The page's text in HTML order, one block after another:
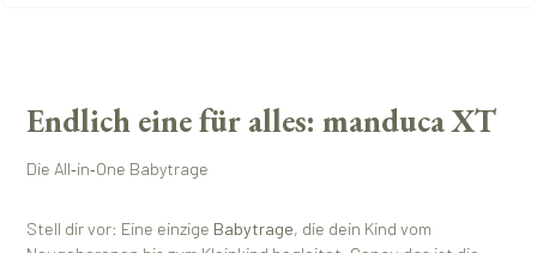
Endlich eine für alles: manduca XT
Die All‑in‑One Babytrage
Stell dir vor: Eine einzige Babytrage, die dein Kind vom